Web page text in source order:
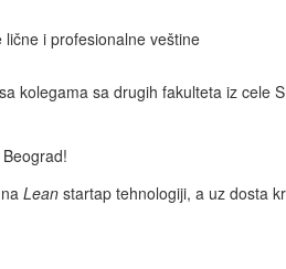
i profesionalne veštine
kolegama sa drugih fakulteta iz cele
Lean startap tehnologiji, a uz dosta